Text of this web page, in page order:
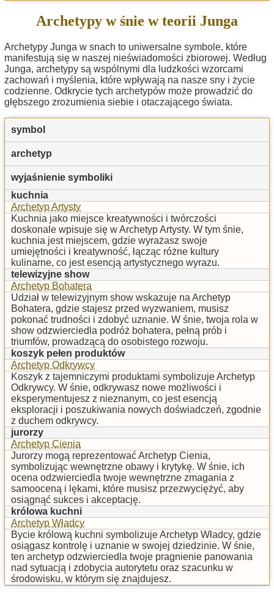
Archetypy w śnie w teorii Junga
Archetypy Junga w snach to uniwersalne symbole, które
manifestują się w naszej nieświadomości zbiorowej. Według
Junga, archetypy są wspólnymi dla ludzkości wzorcami
zachowań i myślenia, które wpływają na nasze sny i życie
codzienne. Odkrycie tych archetypów może prowadzić do
głębszego zrozumienia siebie i otaczającego świata.
symbol
archetyp
wyjaśnienie symboliki
kuchnia
Archetyp Artysty
Kuchnia jako miejsce kreatywności i twórczości
doskonale wpisuje się w Archetyp Artysty. W tym śnie,
kuchnia jest miejscem, gdzie wyrażasz swoje
umiejętności i kreatywność, łącząc różne kultury
kulinarne, co jest esencją artystycznego wyrazu.
telewizyjne show
Archetyp Bohatera
Udział w telewizyjnym show wskazuje na Archetyp
Bohatera, gdzie stajesz przed wyzwaniem, musisz
pokonać trudności i zdobyć uznanie. W śnie, twoja rola w
show odzwierciedla podróż bohatera, pełną prób i
triumfów, prowadzącą do osobistego rozwoju.
koszyk pełen produktów
Archetyp Odkrywcy
Koszyk z tajemniczymi produktami symbolizuje Archetyp
Odkrywcy. W śnie, odkrywasz nowe możliwości i
eksperymentujesz z nieznanym, co jest esencją
eksploracji i poszukiwania nowych doświadczeń, zgodnie
z duchem odkrywcy.
jurorzy
Archetyp Cienia
Jurorzy mogą reprezentować Archetyp Cienia,
symbolizując wewnętrzne obawy i krytykę. W śnie, ich
ocena odzwierciedla twoje wewnętrzne zmagania z
samooceną i lękami, które musisz przezwyciężyć, aby
osiągnąć sukces i akceptację.
królowa kuchni
Archetyp Władcy
Bycie królową kuchni symbolizuje Archetyp Władcy, gdzie
osiągasz kontrolę i uznanie w swojej dziedzinie. W śnie,
ten archetyp odzwierciedla twoje pragnienie panowania
nad sytuacją i zdobycia autorytetu oraz szacunku w
środowisku, w którym się znajdujesz.